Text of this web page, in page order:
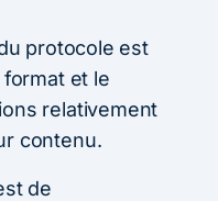
protocole est
et le
relativement
contenu.
de